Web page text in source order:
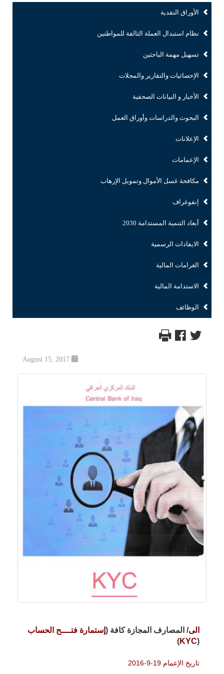
الأوراق النقدية
نظام استبدال العملة التالفة للمواطنين
تسهيل مهمة الباحثين
الإحصائيات والتقارير والمجلات
الأخبار و البيانات الصحفية
البحوث والدراسات وأوراق العمل
الإعلانات
الإعمامات
مكافحة غسل الأموال وتمويل الإرهاب
إنفوغراف
أبعاد التنمية المستدامة 2030
الايفادات الرسمية
الغرامات المالية
الاستدامة المالية
الوظائف
الى/ المصارف المجازة كافة ( إستمارة فتــــح الحساب
(
KYC
)
تاريخ الإعمام 19-9-2016